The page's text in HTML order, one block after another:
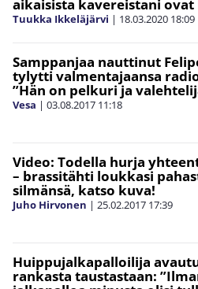
aikaisista kavereistani
Tuukka Ikkeläjärvi | 18.03.2020 18:09
Samppanjaa nauttinut
tylytti valmentajaansa
”Hän on pelkuri ja
Vesa | 03.08.2017 11:18
Video: Todella hurja
– brassitähti loukkasi
silmänsä, katso kuva!
Juho Hirvonen | 25.02.2017 17:39
Huippujalkapalloilija
rankasta taustastaan: